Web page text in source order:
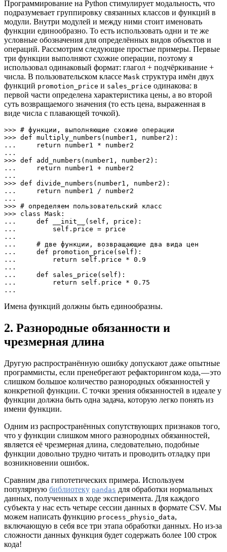
Программирование на Python стимулирует модальность, что
подразумевает группировку связанных классов и функций в
модули. Внутри модулей и между ними стоит именовать
функции единообразно. То есть использовать одни и те же
условные обозначения для определённых видов объектов и
операций. Рассмотрим следующие простые примеры. Первые
три функции выполняют схожие операции, поэтому я
использовал одинаковый формат: глагол + подчёркивание +
числа. В пользовательском классе Mask структура имён двух
функций promotion_price и sales_price одинакова: в
первой части определена характеристика цены, а во второй
суть возвращаемого значения (то есть цена, выраженная в
виде числа с плавающей точкой).
>>> # функции, выполняющие схожие операции
>>> def multiply_numbers(number1, number2):
...     return number1 * number2
...
>>> def add_numbers(number1, number2):
...     return number1 + number2
...
>>> def divide_numbers(number1, number2):
...     return number1 / number2
...
>>> # определяем пользовательский класс
>>> class Mask:
...     def __init__(self, price):
...         self.price = price
...
...     # две функции, возвращающие два вида цен
...     def promotion_price(self):
...         return self.price * 0.9
...
...     def sales_price(self):
...         return self.price * 0.75
...
Имена функций должны быть единообразны.
2. Разнородные обязанности и
чрезмерная длина
Другую распространённую ошибку допускают даже опытные
программисты, если пренебрегают рефакторингом кода, — это
слишком большое количество разнородных обязанностей у
конкретной функции. С точки зрения обязанностей в идеале у
функции должна быть одна задача, которую легко понять из
имени функции.
Одним из распространённых сопутствующих признаков того,
что у функции слишком много разнородных обязанностей,
является её чрезмерная длина, следовательно, подобные
функции довольно трудно читать и проводить отладку при
возникновении ошибок.
Сравним два гипотетических примера. Используем
популярную библиотеку pandas для обработки нормальных
данных, полученных в ходе эксперимента. Для каждого
субъекта у нас есть четыре сессии данных в формате CSV. Мы
можем написать функцию process_physio_data,
включающую в себя все три этапа обработки данных. Но из-за
сложности данных функция будет содержать более 100 строк
кода!